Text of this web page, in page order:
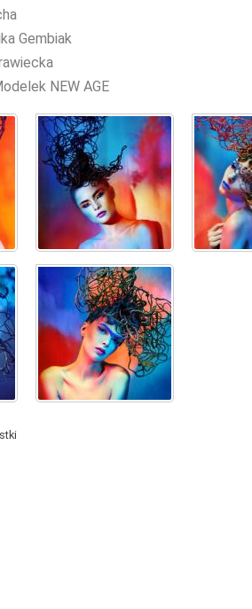
Gembiak
NEW AGE